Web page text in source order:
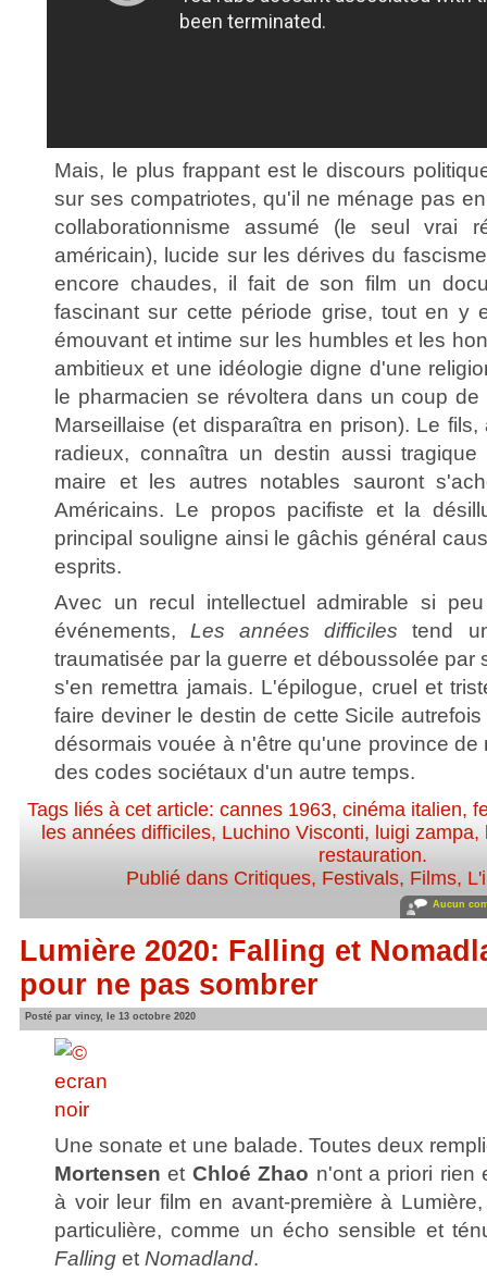
Mais, le plus frappant est le discours
sur ses compatriotes, qu'il ne ménage pas
collaborationnisme assumé (le seul vrai
américain), lucide sur les dérives du
encore chaudes, il fait de son film un
fascinant sur cette période grise, tout en y
émouvant et intime sur les humbles et les
ambitieux et une idéologie digne d'une
le pharmacien se révoltera dans un coup
Marseillaise (et disparaîtra en prison). Le
radieux, connaîtra un destin aussi
maire et les autres notables sauront
Américains. Le propos pacifiste et la
principal souligne ainsi le gâchis général
esprits.
Avec un recul intellectuel admirable si
événements,Les années difficiles tend
traumatisée par la guerre et déboussolée par
s'en remettra jamais. L'épilogue, cruel et
faire deviner le destin de cette Sicile
désormais vouée à n'être qu'une province de
des codes sociétaux d'un autre temps.
Tags liés à cet article: cannes 1963, cinéma italien,
les années difficiles, Luchino Visconti, luigi zampa,
restauration.
Publié dans Critiques, Festivals, Films,
Aucun
Lumière 2020: Falling et
pour ne pas sombrer
Posté par vincy, le 13 octobre 2020
Une sonate et une balade. Toutes deux
Mortensen et Chloé Zhao n'ont a priori rien
à voir leur film en avant-première à
particulière, comme un écho sensible et
Falling et Nomadland.